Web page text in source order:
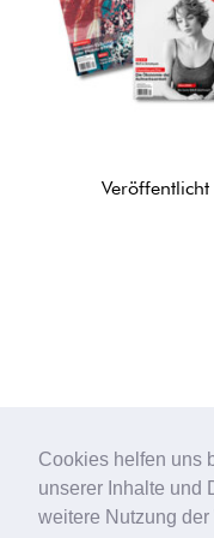
Cookies helfen uns
unserer Inhalte und
weitere Nutzung